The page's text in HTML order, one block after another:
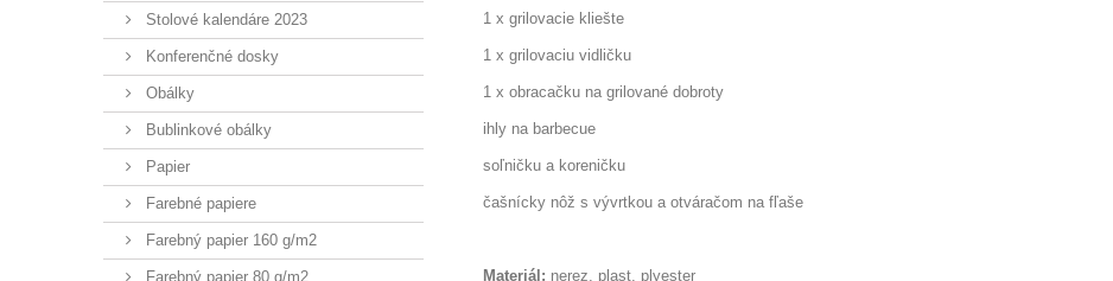
Stolové kalendáre 2023
Konferenčné dosky
Obálky
Bublinkové obálky
Papier
Farebné papiere
Farebný papier 160 g/m2
Farebný papier 80 g/m2
1 x grilovacie kliešte
1 x grilovaciu vidličku
1 x obracačku na grilované dobroty
ihly na barbecue
soľničku a koreničku
čašnícky nôž s vývrtkou a otváračom na fľaše
Materiál: nerez, plast, plyester